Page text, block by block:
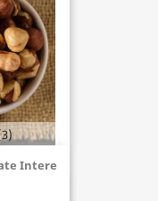
Intere